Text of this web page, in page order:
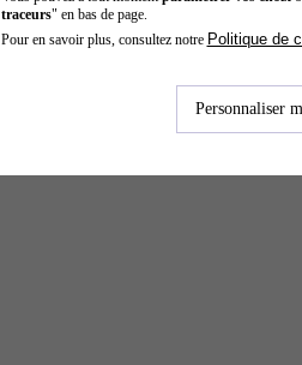
traceurs" en bas de page.
Pour en savoir plus, consultez notre Politique de
Personnaliser